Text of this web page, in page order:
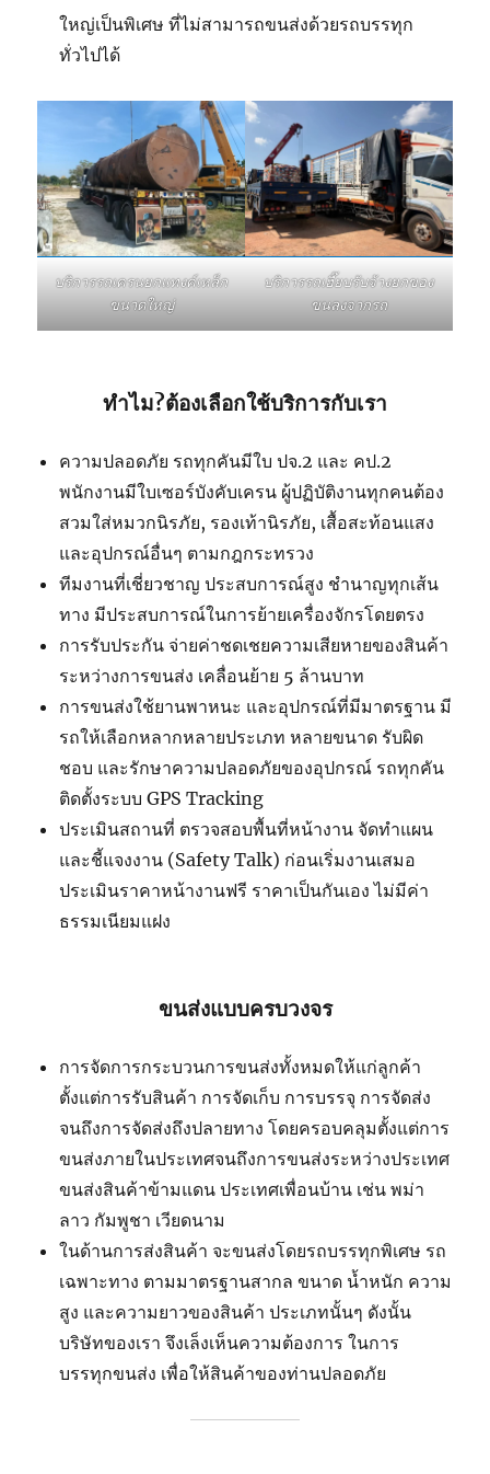
ใหญ่เป็นพิเศษ ที่ไม่สามารถขนส่งด้วยรถบรรทุก
ทั่วไปได้
บริการรถเครนยกแทงค์เหล็ก
ขนาดใหญ่
บริการรถเฮี๊ยบรับจ้างยกของ
ขนลงจากรถ
ทำไม?ต้องเลือกใช้บริการกับเรา
ความปลอดภัย รถทุกคันมีใบ ปจ.2 และ คป.2
พนักงานมีใบเซอร์บังคับเครน ผู้ปฏิบัติงานทุกคนต้อง
สวมใส่หมวกนิรภัย, รองเท้านิรภัย, เสื้อสะท้อนแสง
และอุปกรณ์อื่นๆ ตามกฎกระทรวง
ทีมงานที่เชี่ยวชาญ ประสบการณ์สูง ชำนาญทุกเส้น
ทาง มีประสบการณ์ในการย้ายเครื่องจักรโดยตรง
การรับประกัน จ่ายค่าชดเชยความเสียหายของสินค้า
ระหว่างการขนส่ง เคลื่อนย้าย 5 ล้านบาท
การขนส่งใช้ยานพาหนะ และอุปกรณ์ที่มีมาตรฐาน มี
รถให้เลือกหลากหลายประเภท หลายขนาด รับผิด
ชอบ และรักษาความปลอดภัยของอุปกรณ์ รถทุกคัน
ติดตั้งระบบ GPS Tracking
ประเมินสถานที่ ตรวจสอบพื้นที่หน้างาน จัดทำแผน
และชี้แจงงาน (Safety Talk) ก่อนเริ่มงานเสมอ
ประเมินราคาหน้างานฟรี ราคาเป็นกันเอง ไม่มีค่า
ธรรมเนียมแฝง
ขนส่งแบบครบวงจร
การจัดการกระบวนการขนส่งทั้งหมดให้แก่ลูกค้า
ตั้งแต่การรับสินค้า การจัดเก็บ การบรรจุ การจัดส่ง
จนถึงการจัดส่งถึงปลายทาง โดยครอบคลุมตั้งแต่การ
ขนส่งภายในประเทศจนถึงการขนส่งระหว่างประเทศ
ขนส่งสินค้าข้ามแดน ประเทศเพื่อนบ้าน เช่น พม่า
ลาว กัมพูชา เวียดนาม
ในด้านการส่งสินค้า จะขนส่งโดยรถบรรทุกพิเศษ รถ
เฉพาะทาง ตามมาตรฐานสากล ขนาด น้ำหนัก ความ
สูง และความยาวของสินค้า ประเภทนั้นๆ ดังนั้น
บริษัทของเรา จึงเล็งเห็นความต้องการ ในการ
บรรทุกขนส่ง เพื่อให้สินค้าของท่านปลอดภัย